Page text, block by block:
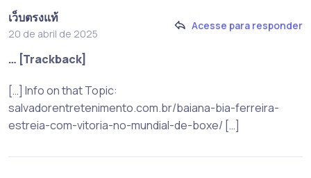
เว็บตรงแท้
20 de abril de 2025
Acesse para responder
… [Trackback]
[…] Info on that Topic:
salvadorentretenimento.com.br/baiana-bia-ferreira-
estreia-com-vitoria-no-mundial-de-boxe/ […]